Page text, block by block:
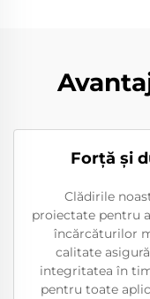
Forţă şi
Clădirile
proiectate pentru
încărcăturilor
calitate
integritatea în
pentru toate